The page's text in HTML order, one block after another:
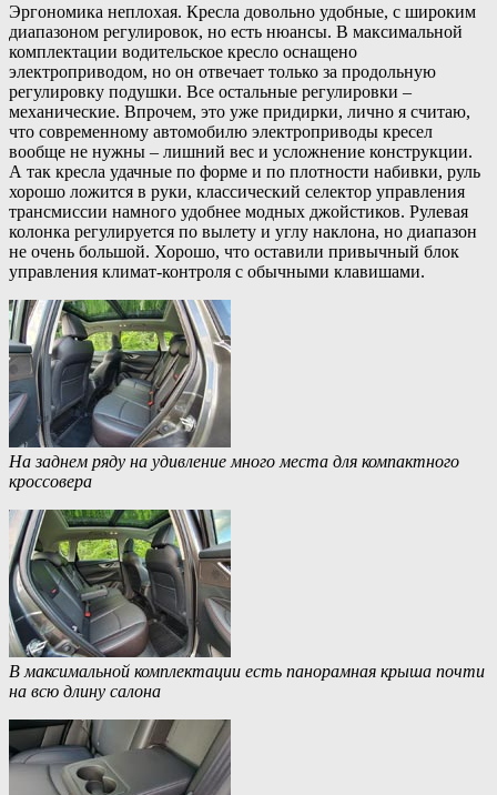
Эргономика неплохая. Кресла довольно удобные, с широким
диапазоном регулировок, но есть нюансы. В максимальной
комплектации водительское кресло оснащено
электроприводом, но он отвечает только за продольную
регулировку подушки. Все остальные регулировки –
механические. Впрочем, это уже придирки, лично я считаю,
что современному автомобилю электроприводы кресел
вообще не нужны – лишний вес и усложнение конструкции.
А так кресла удачные по форме и по плотности набивки, руль
хорошо ложится в руки, классический селектор управления
трансмиссии намного удобнее модных джойстиков. Рулевая
колонка регулируется по вылету и углу наклона, но диапазон
не очень большой. Хорошо, что оставили привычный блок
управления климат-контроля с обычными клавишами.
На заднем ряду на удивление много места для компактного
кроссовера
В максимальной комплектации есть панорамная крыша почти
на всю длину салона